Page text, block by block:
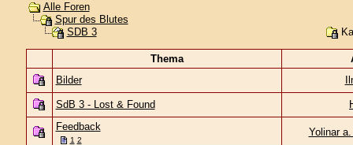
Alle Foren
Spur des Blutes
SDB 3
Thema
Bilder
SdB 3 - Lost & Found
Feedback
1 2
Yolinar